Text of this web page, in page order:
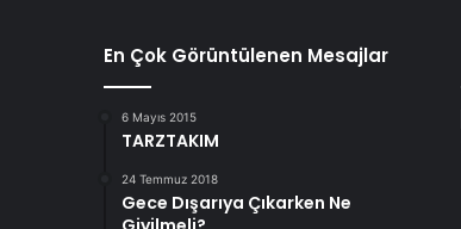
En Çok Görüntülenen Mesajlar
6 Mayıs 2015
TARZTAKIM
24 Temmuz 2018
Gece Dışarıya Çıkarken Ne